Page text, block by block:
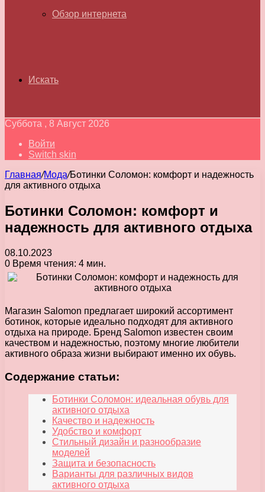
Обзор интернета
Искать
Суббота , 8 Август 2026
Войти
Switch skin
Главная/Мода/Ботинки Соломон: комфорт и надежность
для активного отдыха
Ботинки Соломон: комфорт и
надежность для активного отдыха
08.10.2023
0 Время чтения: 4 мин.
Магазин Salomon предлагает широкий ассортимент
ботинок, которые идеально подходят для активного
отдыха на природе. Бренд Salomon известен своим
качеством и надежностью, поэтому многие любители
активного образа жизни выбирают именно их обувь.
Содержание статьи:
Ботинки Соломон: идеальная обувь для
активного отдыха
Качество и надежность
Удобство и комфорт
Стильный дизайн и разнообразие
моделей
Защита и безопасность
Варианты для различных видов
активного отдыха